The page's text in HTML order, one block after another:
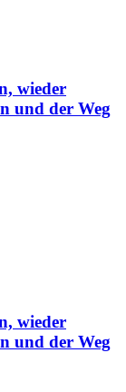
wieder
und der Weg
wieder
und der Weg